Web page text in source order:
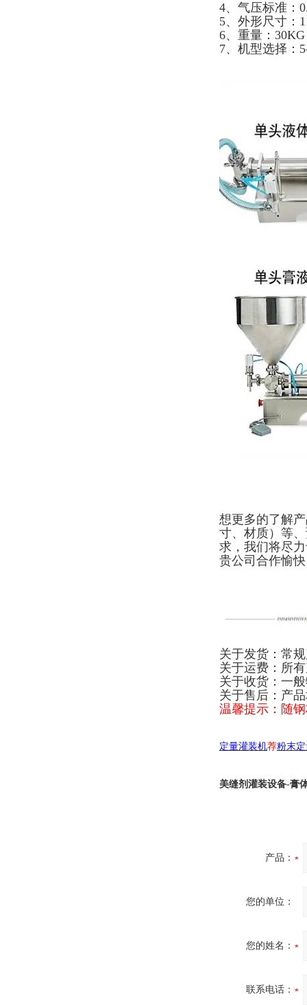
4、气压标准：
5、外形尺寸：
6、重量：30KG
7、机型选择：
想更多的了解
寸、材质）等
求，我们将尽
贵公司合作愉
关于发货：常
关于运费：所
关于收货：一
关于售后：产
温馨提示：随
定量灌装机荐粉末
美缝剂灌装设备-膏
产品：
您的单位：
您的姓名：
联系电话：